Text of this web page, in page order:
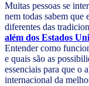
Muitas pessoas se
nem todas sabem que
diferentes das
além dos Estados
Entender como
e quais são as
essenciais para que o
internacional da